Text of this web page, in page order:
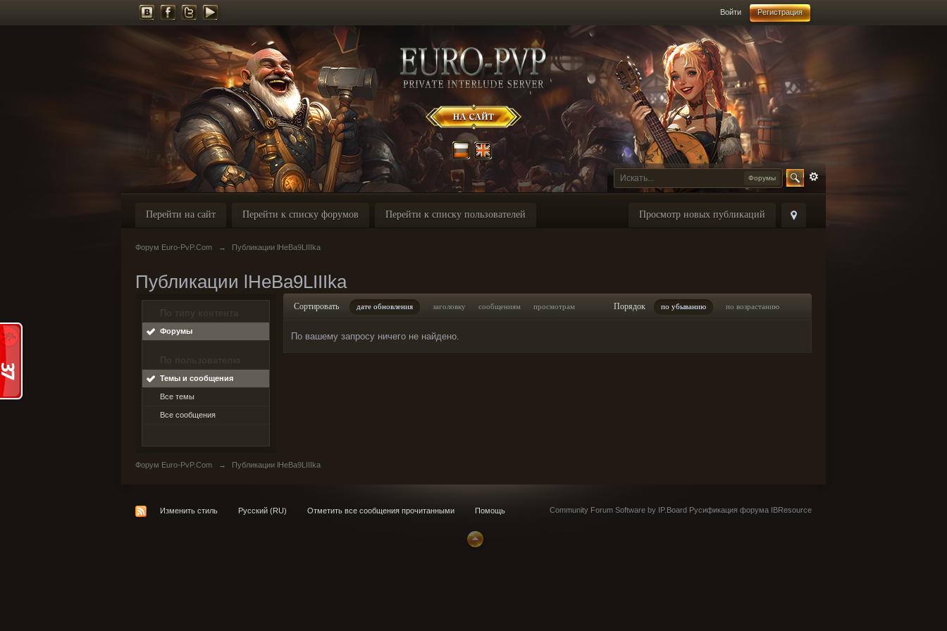
Войти Регистрация
Форумы
Просмотр новых публикаций
Перейти на сайт Перейти к списку форумов Перейти к списку пользователей
Форум Euro-PvP.Com → Публикации lHeBa9LIIIka
Публикации lHeBa9LIIIka
По типу контента
Форумы
По пользователю
Темы и сообщения
Все темы
Все сообщения
Сортировать дате обновления заголовку сообщениям просмотрам Порядок по убыванию по возрастанию
По вашему запросу ничего не найдено.
Форум Euro-PvP.Com → Публикации lHeBa9LIIIka
Изменить стиль Русский (RU) Отметить все сообщения прочитанными Помощь Community Forum Software by IP.Board Русификация форума IBResource